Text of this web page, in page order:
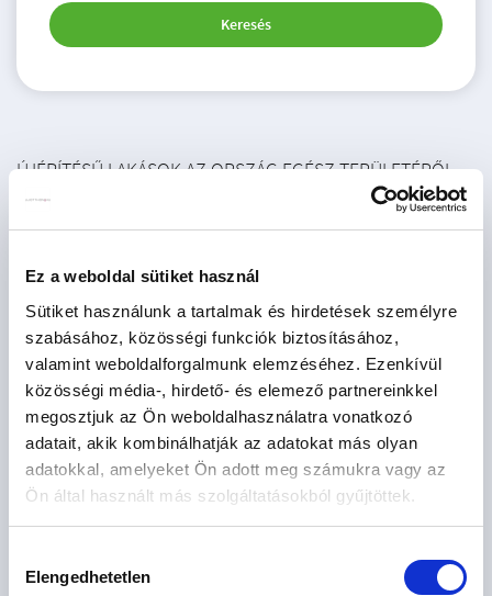
Ez a weboldal sütiket használ
Sütiket használunk a tartalmak és hirdetések személyre
szabásához, közösségi funkciók biztosításához,
valamint weboldalforgalmunk elemzéséhez. Ezenkívül
közösségi média-, hirdető- és elemező partnereinkkel
megosztjuk az Ön weboldalhasználatra vonatkozó
adatait, akik kombinálhatják az adatokat más olyan
adatokkal, amelyeket Ön adott meg számukra vagy az
Ön által használt más szolgáltatásokból gyűjtöttek.
kiválasztása
Elengedhetetlen
Keresés
ÚJÉPÍTÉSŰ LAKÁSOK AZ ORSZÁG EGÉSZ TERÜLETÉRŐL
Újépítésű eladó lakás - Alsóörs 2
Újépítésű eladó lakás - Aszófő
2
Újépítésű eladó lakás - Balatonakarattya 2
Újépítésű eladó lakás - Balatonalmádi 1
Újépítésű eladó lakás - Balatonföldvár
2
Újépítésű eladó lakás - Balatonfüred
5
Újépítésű eladó lakás - Balatonlelle
Újépítésű eladó lakás - Balatonudvari